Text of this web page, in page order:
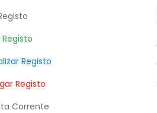
Registo
Registo
Corrente